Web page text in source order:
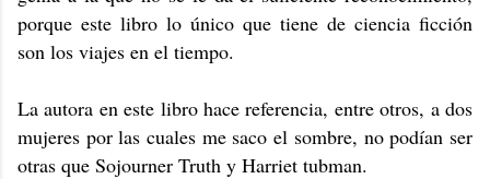
porque este libro lo único que tiene de ciencia ficción
son los viajes en el tiempo.
La autora en este libro hace referencia, entre otros, a dos
mujeres por las cuales me saco el sombre, no podían ser
otras que Sojourner Truth y Harriet tubman.